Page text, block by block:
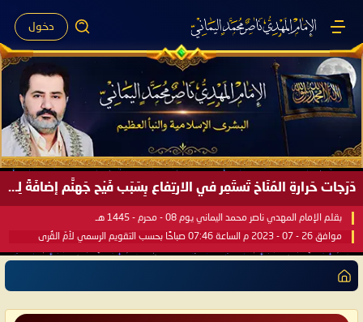
دخول
دَرَجات حَرارةِ المُنَاخ تَستَمِر في الارتِفاع بِسَبَب فَيْح جَهنَّم إضافَةً لِحرارةِ الشَّمس في مُحكَم القُرآن العَظيم ..
بقلم الإمام المهدي ناصر محمد اليماني يوم 08 - محرم - 1445 هـ
موافق 26 - 07 - 2023 م الساعة 07:46 صباحًا بحسب التقويم الرسمي لأمّ القُرى